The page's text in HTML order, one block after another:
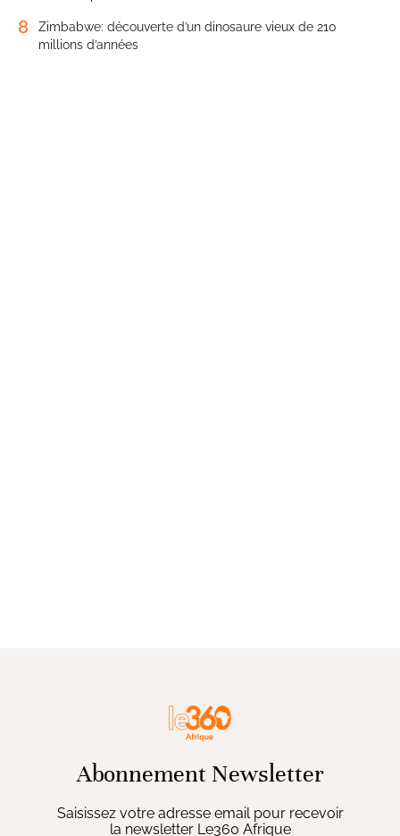
8
Zimbabwe: découverte d’un dinosaure vieux de 210
millions d’années
Abonnement Newsletter
Saisissez votre adresse email pour recevoir
la newsletter Le360 Afrique